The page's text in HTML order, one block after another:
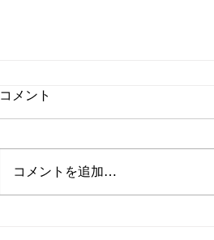
コメント
コメントを追加…